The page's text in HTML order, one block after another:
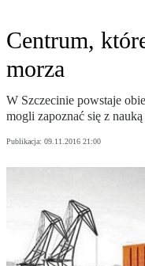
Centrum,
morza
W Szczecinie powstaje
mogli zapoznać się z
Publikacja: 09.11.2016 21:00